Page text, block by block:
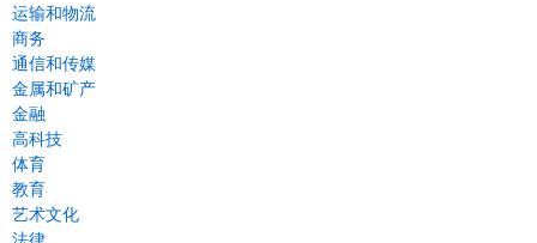
运输和物流
商务
通信和传媒
金属和矿产
金融
高科技
体育
教育
艺术文化